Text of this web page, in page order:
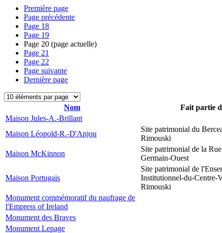
Première page
Page précédente
Page 18
Page 19
Page 20 (page actuelle)
Page 21
Page 22
Page suivante
Dernière page
Nom
Fait partie
Maison Jules-A.-Brillant
Maison Léopold-R.-D'Anjou
Site patrimonial du
Rimouski
Maison McKinnon
Site patrimonial de la
Germain-Ouest
Maison Portugais
Site patrimonial de
Institutionnel-du-Centre-
Rimouski
Monument commémoratif du naufrage de
l'Empress of Ireland
Monument des Braves
Monument Lepage